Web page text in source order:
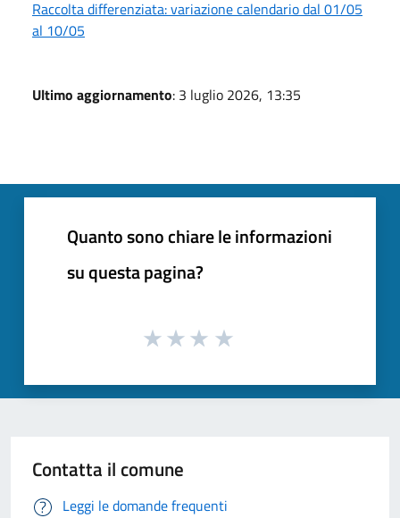
Raccolta differenziata: variazione calendario dal 01/05
al 10/05
Ultimo aggiornamento: 3 luglio 2026, 13:35
Quanto sono chiare le informazioni
su questa pagina?
Contatta il comune
Leggi le domande frequenti